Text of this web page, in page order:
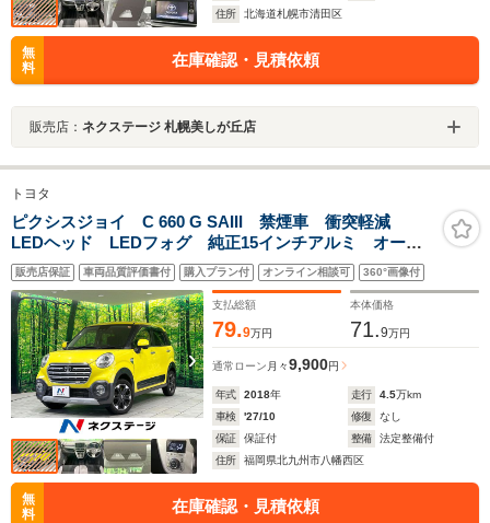
住所
北海道札幌市清田区
無
料
在庫確認・見積依頼
販売店： ネクステージ 札幌美しが丘店
トヨタ
ピクシスジョイ C 660 G SAIII 禁煙車 衝突軽減
LEDヘッド LEDフォグ 純正15インチアルミ オート
ハイビーム 横滑り防止装置 オートエアコン スマー
トキー オーディオ アイドリングストップ 電動格納
ミラー パワーウィンドウ
販売店保証 車両品質評価書付 購入プラン付 オンライン相談可 360°画像付
支払総額
79.9万円
本体価格
71.9万円
通常ローン 月々9,900円
年式 2018年 走行 4.5万km
車検
'27/10 修復
なし
保証
保証付 整備
法定整備付
住所
福岡県北九州市八幡西区
無
料
在庫確認・見積依頼